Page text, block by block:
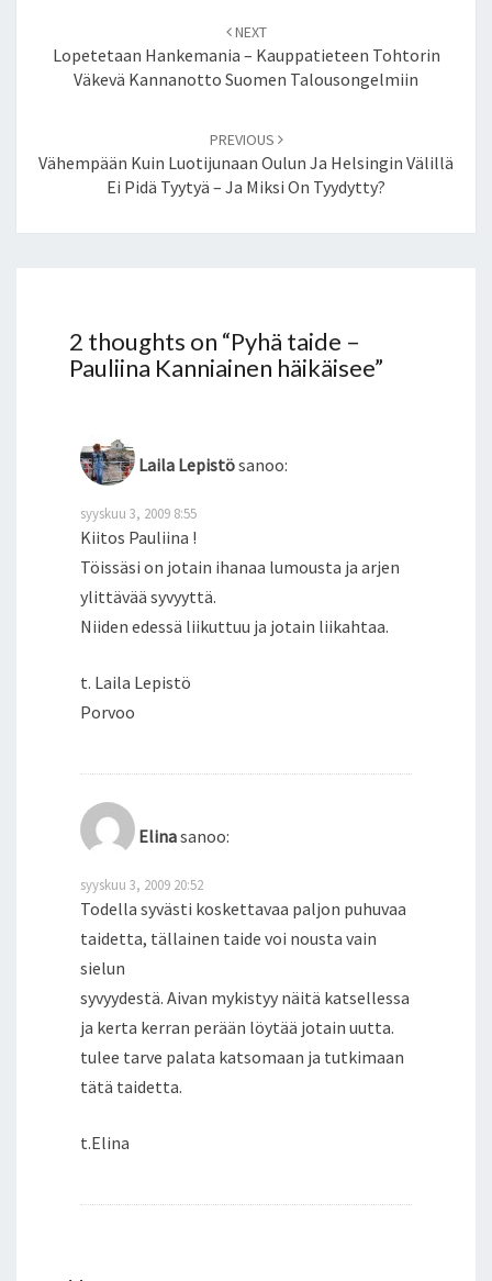
navigation
NEXT
Lopetetaan Hankemania – Kauppatieteen Tohtorin
Väkevä Kannanotto Suomen Talousongelmiin
PREVIOUS
Vähempään Kuin Luotijunaan Oulun Ja Helsingin Välillä
Ei Pidä Tyytyä – Ja Miksi On Tyydytty?
2 thoughts on “Pyhä taide –
Pauliina Kanniainen häikäisee”
Laila Lepistösanoo:
syyskuu 3, 2009 8:55
Kiitos Pauliina !
Töissäsi on jotain ihanaa lumousta ja arjen
ylittävää syvyyttä.
Niiden edessä liikuttuu ja jotain liikahtaa.
t. Laila Lepistö
Porvoo
Elinasanoo:
syyskuu 3, 2009 20:52
Todella syvästi koskettavaa paljon puhuvaa
taidetta, tällainen taide voi nousta vain
sielun
syvyydestä. Aivan mykistyy näitä katsellessa
ja kerta kerran perään löytää jotain uutta.
tulee tarve palata katsomaan ja tutkimaan
tätä taidetta.
t.Elina